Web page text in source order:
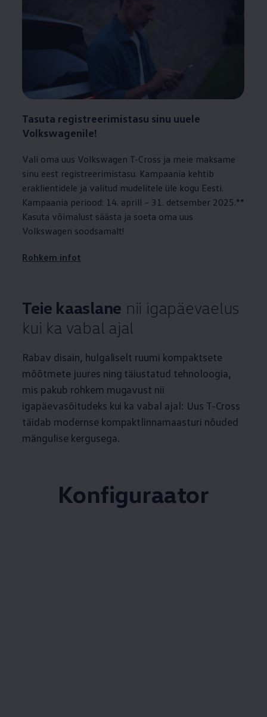
Tasuta registreerimistasu sinu uuele
Volkswagenile!
Vali oma uus Volkswagen T-Cross ja meie maksame
sinu eest registreerimistasu. Kampaania kehtib
eraklientidele ja valitud mudelitele üle kogu Eesti.
Kampaania periood: 14. aprill – 31. detsember 2025.**
Kasuta võimalust säästa ja soeta oma uus
Volkswagen soodsamalt!
Rohkem infot
Teie kaaslane nii igapäevaelus
kui ka vabal ajal
Rabav disain, hulgaliselt ruumi kompaktsete
mõõtmete juures ning täiustatud tehnoloogia,
mis pakub rohkem mugavust nii
igapäevasõitudeks kui ka vabal ajal: Uus T-Cross
täidab modernse kompaktlinnamaasturi nõuded
mängulise kergusega.
Konfiguraator